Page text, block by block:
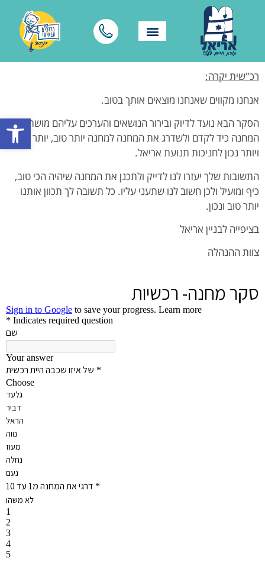
פתח
רכ"שית יקרה:
אנחנו מקווים שאנחנו מוצאים אותך בטוב.
הסקר הבא נועד לדיוק ובירור הנושאים והערכים עליהם מושתת
המחנה כיד לקדם ולשדרג את המחנה למחנה יותר טוב, יותר כיפי
ויותר נכון לחניכות תנועת אריאל.
התשובות שלך יעזרו לנו לדייק ולתכנן את המחנה שיהיה הכי טוב,
כיף ומועיל ולכן חשוב לנו שתעני עליו. כל תשובה לך תכוון אותנו
יותר טוב ונכון.
בציפייה לבניין אריאל
צוות ההנהלה